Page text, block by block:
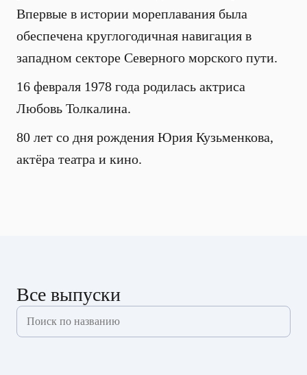
Впервые в истории мореплавания была
обеспечена круглогодичная навигация в
западном секторе Северного морского пути.
16 февраля 1978 года родилась актриса
Любовь Толкалина.
80 лет со дня рождения Юрия Кузьменкова,
актёра театра и кино.
Все выпуски